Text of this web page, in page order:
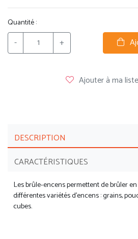
Quantité :
- +
Ajouter à ma
DESCRIPTION
CARACTÉRISTIQUES
Les brûle-encens permettent de brûler
différentes variétés d'encens : grains,
cubes.